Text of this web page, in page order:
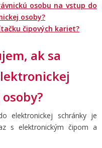
osobu na vstup do
osoby?
čipových kariet?
ak sa
elektronickej schránky je
s elektronickým čipom a